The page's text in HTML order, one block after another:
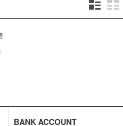
BANK ACCOUNT